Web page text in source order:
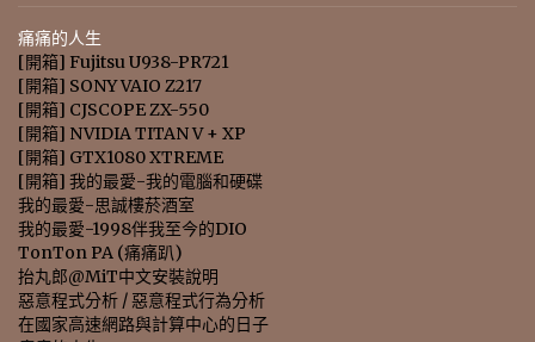
痛痛的人生
[開箱] Fujitsu U938-PR721
[開箱] SONY VAIO Z217
[開箱] CJSCOPE ZX-550
[開箱] NVIDIA TITAN V + XP
[開箱] GTX1080 XTREME
[開箱] 我的最愛-我的電腦和硬碟
我的最愛-思誠樓菸酒室
我的最愛-1998伴我至今的DIO
TonTon PA (痛痛趴)
抬丸郎@MiT中文安裝說明
惡意程式分析 / 惡意程式行為分析
在國家高速網路與計算中心的日子